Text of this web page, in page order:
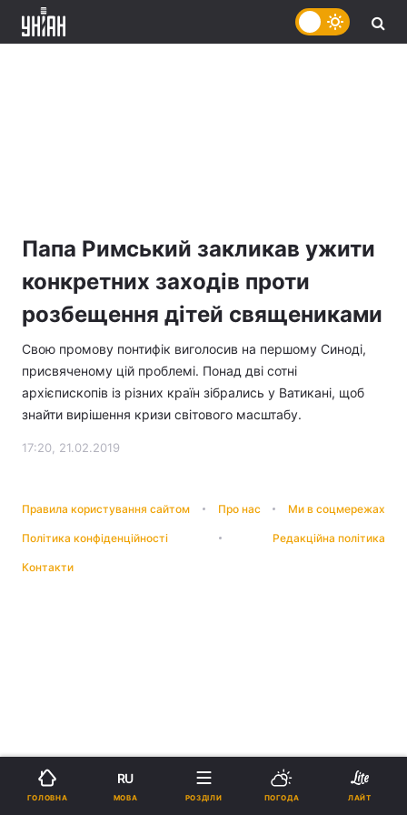
Папа Римський закликав ужити
конкретних заходів проти
розбещення дітей священиками
Свою промову понтифік виголосив на першому Синоді,
присвяченому цій проблемі. Понад дві сотні
архієпископів із різних країн зібрались у Ватикані, щоб
знайти вирішення кризи світового масштабу.
17:20, 21.02.2019
Правила користування сайтом Про нас Ми в соцмережах
Політика конфіденційності Редакційна політика
Контакти
ГОЛОВНА
RU
МОВА РОЗДІЛИ ПОГОДА ЛАЙТ